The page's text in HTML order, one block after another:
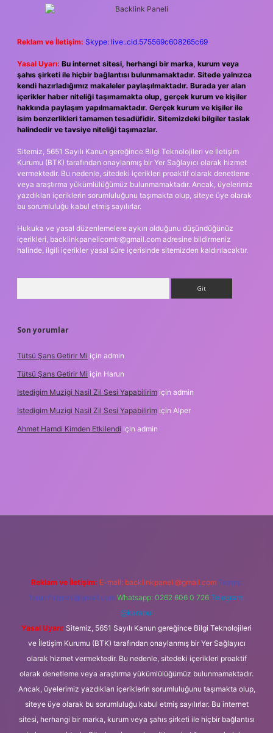
Reklam ve İletişim: Skype: live:.cid.575569c608265c69
Yasal Uyarı: Bu internet sitesi, herhangi bir marka, kurum veya
şahıs şirketi ile hiçbir bağlantısı bulunmamaktadır. Sitede yalnızca
kendi hazırladığımız makaleler paylaşılmaktadır. Burada yer alan
içerikler haber niteliği taşımamakta olup, gerçek kurum ve kişiler
hakkında paylaşım yapılmamaktadır. Gerçek kurum ve kişiler ile
isim benzerlikleri tamamen tesadüfidir. Sitemizdeki bilgiler taslak
halindedir ve tavsiye niteliği taşımazlar.
Sitemiz, 5651 Sayılı Kanun gereğince Bilgi Teknolojileri ve İletişim
Kurumu (BTK) tarafından onaylanmış bir Yer Sağlayıcı olarak hizmet
vermektedir. Bu nedenle, sitedeki içerikleri proaktif olarak denetleme
veya araştırma yükümlülüğümüz bulunmamaktadır. Ancak, üyelerimiz
yazdıkları içeriklerin sorumluluğunu taşımakta olup, siteye üye olarak
bu sorumluluğu kabul etmiş sayılırlar.
Hukuka ve yasal düzenlemelere aykırı olduğunu düşündüğünüz
içerikleri, backlinkpanelicomtr@gmail.com adresine bildirmeniz
halinde, ilgili içerikler yasal süre içerisinde sitemizden kaldırılacaktır.
Son yorumlar
Tütsü Şans Getirir Mi için admin
Tütsü Şans Getirir Mi için Harun
Istedigim Muzigi Nasil Zil Sesi Yapabilirim için admin
Istedigim Muzigi Nasil Zil Sesi Yapabilirim için Alper
Ahmet Hamdi Kimden Etkilendi için admin
Reklam ve İletişim: E-mail: backlinkpaneli@gmail.com Teams:
forumhizmeti@gmail.com Whatsapp: 0262 606 0 726 Telegram:
@karabul
Yasal Uyarı: Sitemiz, 5651 Sayılı Kanun gereğince Bilgi Teknolojileri
ve İletişim Kurumu (BTK) tarafından onaylanmış bir Yer Sağlayıcı
olarak hizmet vermektedir. Bu nedenle, sitedeki içerikleri proaktif
olarak denetleme veya araştırma yükümlülüğümüz bulunmamaktadır.
Ancak, üyelerimiz yazdıkları içeriklerin sorumluluğunu taşımakta olup,
siteye üye olarak bu sorumluluğu kabul etmiş sayılırlar. Bu internet
sitesi, herhangi bir marka, kurum veya şahıs şirketi ile hiçbir bağlantısı